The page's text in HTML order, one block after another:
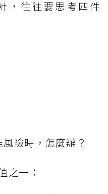
，往往要思考四件
險時，怎麼辦？
之一：